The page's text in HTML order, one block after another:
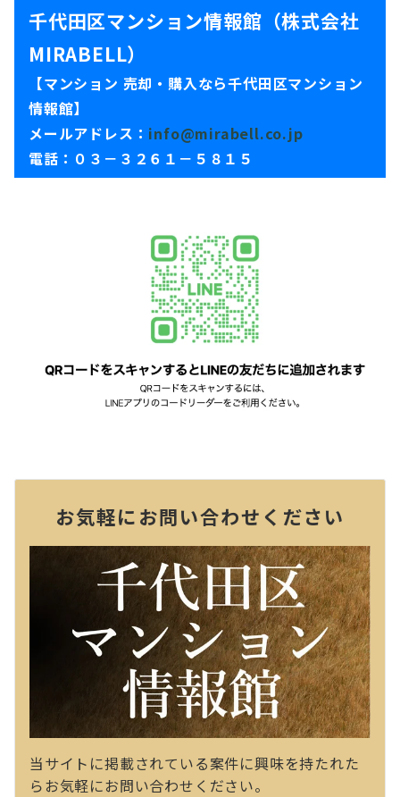
千代田区マンション情報館（株式会社
MIRABELL）
【マンション 売却・購入なら千代田区マンション
情報館】
メールアドレス： info@mirabell.co.jp
電話：０３－３２６１－５８１５
お気軽にお問い合わせください
当サイトに掲載されている案件に興味を持たれた
らお気軽にお問い合わせください。